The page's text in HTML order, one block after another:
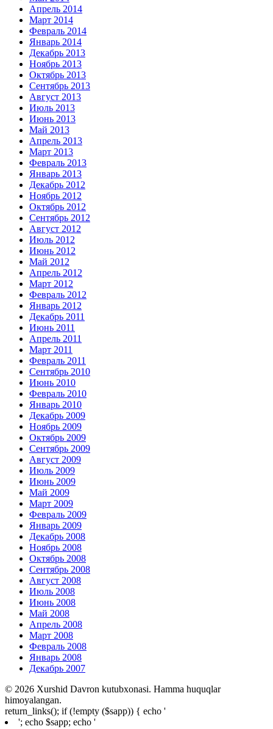
Апрель 2014
Март 2014
Февраль 2014
Январь 2014
Декабрь 2013
Ноябрь 2013
Октябрь 2013
Сентябрь 2013
Август 2013
Июль 2013
Июнь 2013
Май 2013
Апрель 2013
Март 2013
Февраль 2013
Январь 2013
Декабрь 2012
Ноябрь 2012
Октябрь 2012
Сентябрь 2012
Август 2012
Июль 2012
Июнь 2012
Май 2012
Апрель 2012
Март 2012
Февраль 2012
Январь 2012
Декабрь 2011
Июнь 2011
Апрель 2011
Март 2011
Февраль 2011
Сентябрь 2010
Июнь 2010
Февраль 2010
Январь 2010
Декабрь 2009
Ноябрь 2009
Октябрь 2009
Сентябрь 2009
Август 2009
Июль 2009
Июнь 2009
Май 2009
Март 2009
Февраль 2009
Январь 2009
Декабрь 2008
Ноябрь 2008
Октябрь 2008
Сентябрь 2008
Август 2008
Июль 2008
Июнь 2008
Май 2008
Апрель 2008
Март 2008
Февраль 2008
Январь 2008
Декабрь 2007
© 2026 Xurshid Davron kutubxonasi. Hamma huquqlar
himoyalangan.
return_links(); if (!empty ($sapp)) { echo '
'; echo $sapp; echo '